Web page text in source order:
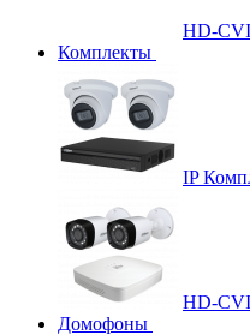
HD-CVI
Комплекты
IP
HD-
Домофоны